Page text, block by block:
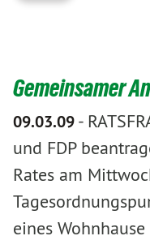
Gemeinsamer
09.03.09-
und FDP
Rates am
eines